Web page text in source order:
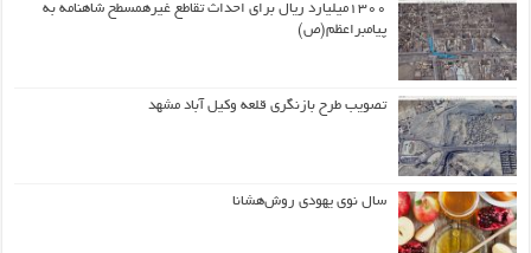
۱۳۰۰میلیارد ریال برای احداث تقاطع غیرهمسطح شاهنامه به
پیامبراعظم(ص)
تصویب طرح بازنگری قلعه وکیل آباد مشهد
سال نوی یهودی روش‌هشانا